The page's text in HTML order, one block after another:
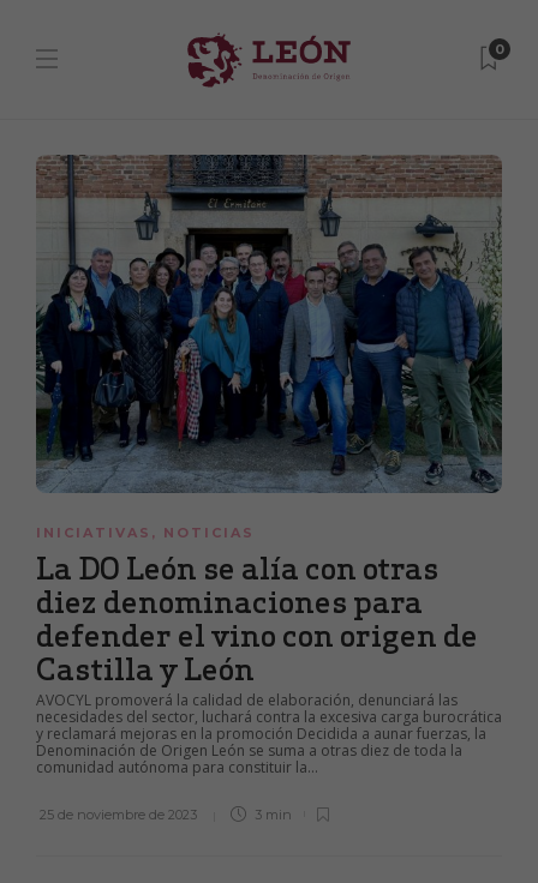
0
INICIATIVAS , NOTICIAS
La DO León se alía con otras
diez denominaciones para
defender el vino con origen de
Castilla y León
AVOCYL promoverá la calidad de elaboración, denunciará las
necesidades del sector, luchará contra la excesiva carga burocrática
y reclamará mejoras en la promoción Decidida a aunar fuerzas, la
Denominación de Origen León se suma a otras diez de toda la
comunidad autónoma para constituir la...
25 de noviembre de 2023 3 min